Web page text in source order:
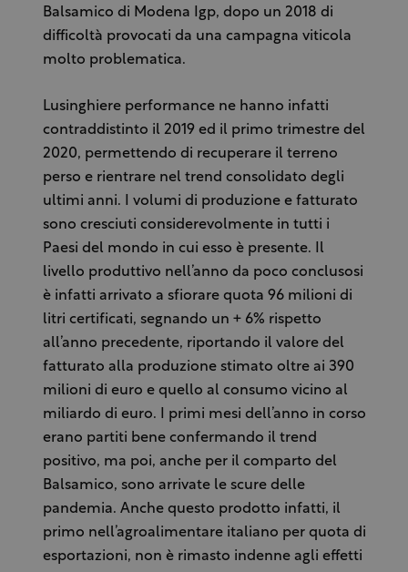
Balsamico di Modena Igp, dopo un 2018 di
difficoltà provocati da una campagna viticola
molto problematica.
Lusinghiere performance ne hanno infatti
contraddistinto il 2019 ed il primo trimestre del
2020, permettendo di recuperare il terreno
perso e rientrare nel trend consolidato degli
ultimi anni. I volumi di produzione e fatturato
sono cresciuti considerevolmente in tutti i
Paesi del mondo in cui esso è presente. Il
livello produttivo nell’anno da poco conclusosi
è infatti arrivato a sfiorare quota 96 milioni di
litri certificati, segnando un + 6% rispetto
all’anno precedente, riportando il valore del
fatturato alla produzione stimato oltre ai 390
milioni di euro e quello al consumo vicino al
miliardo di euro. I primi mesi dell’anno in corso
erano partiti bene confermando il trend
positivo, ma poi, anche per il comparto del
Balsamico, sono arrivate le scure delle
pandemia. Anche questo prodotto infatti, il
primo nell’agroalimentare italiano per quota di
esportazioni, non è rimasto indenne agli effetti